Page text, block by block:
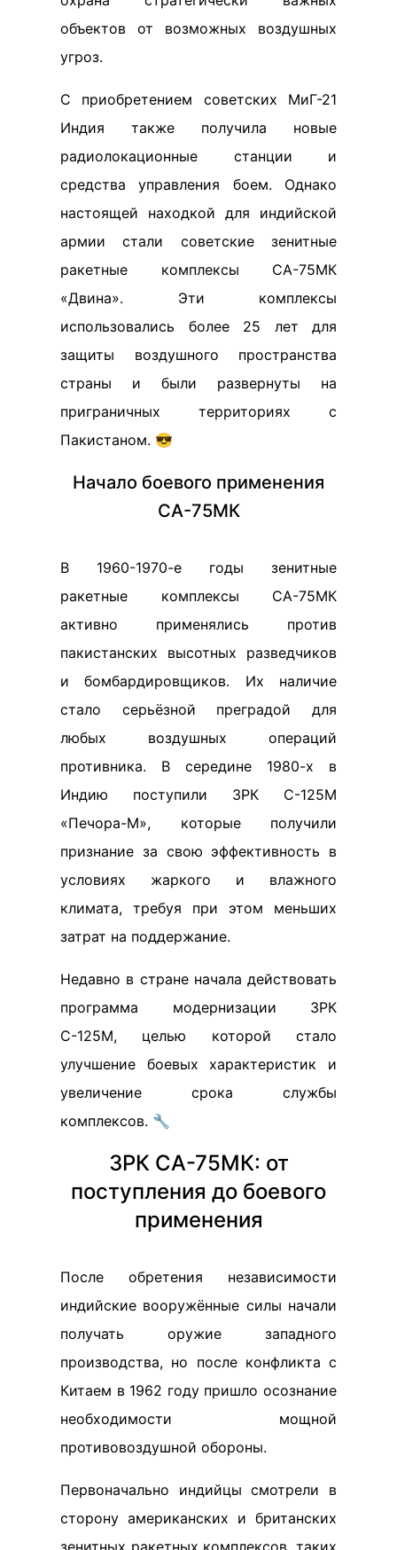
объектов от возможных воздушных
угроз.
С приобретением советских МиГ-21
Индия также получила новые
радиолокационные станции и
средства управления боем. Однако
настоящей находкой для индийской
армии стали советские зенитные
ракетные комплексы СА-75МК
«Двина». Эти комплексы
использовались более 25 лет для
защиты воздушного пространства
страны и были развернуты на
приграничных территориях с
Пакистаном. 😎
Начало боевого применения
СА-75МК
В 1960-1970-е годы зенитные
ракетные комплексы СА-75МК
активно применялись против
пакистанских высотных разведчиков
и бомбардировщиков. Их наличие
стало серьёзной преградой для
любых воздушных операций
противника. В середине 1980-х в
Индию поступили ЗРК С-125М
«Печора-М», которые получили
признание за свою эффективность в
условиях жаркого и влажного
климата, требуя при этом меньших
затрат на поддержание.
Недавно в стране начала действовать
программа модернизации ЗРК
С-125М, целью которой стало
улучшение боевых характеристик и
увеличение срока службы
комплексов. 🔧
ЗРК СА-75МК: от
поступления до боевого
применения
После обретения независимости
индийские вооружённые силы начали
получать оружие западного
производства, но после конфликта с
Китаем в 1962 году пришло осознание
необходимости мощной
противовоздушной обороны.
Первоначально индийцы смотрели в
сторону американских и британских